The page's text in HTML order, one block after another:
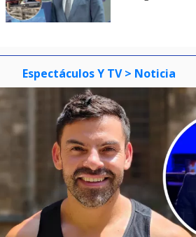
Espectáculos Y TV > Noticia